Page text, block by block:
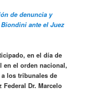
de denuncia y
ante el Juez
en el día de
en el orden nacional,
los tribunales de
Dr. Marcelo